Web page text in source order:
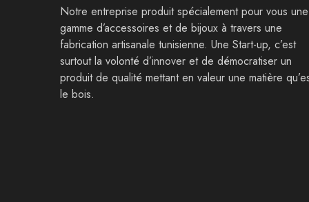
Notre entreprise produit spécialement pour vous une
gamme d’accessoires et de bijoux à travers une
fabrication artisanale tunisienne. Une Start-up, c’est
surtout la volonté d’innover et de démocratiser un
produit de qualité mettant en valeur une matière
le bois.